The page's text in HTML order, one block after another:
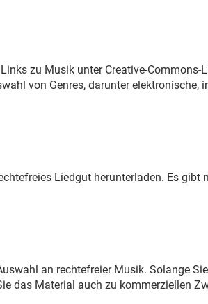
zu Musik unter Creative-Commons-
von Genres, darunter elektronische,
Liedgut herunterladen. Es gibt
an rechtefreier Musik. Solange
das Material auch zu kommerziellen